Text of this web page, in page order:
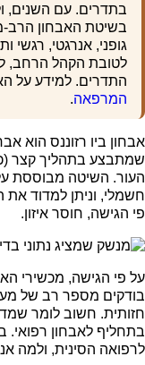
בתדרים. עם השנים,
גופני, אנרגטי, רגשי
לטובת הקהל הרחב,
התדרים. למידע על
המרפאה.
אבחון ביו רזוננס הוא
העור. השיטה מבוססת
חשמלי, וניתן למדוד את
פי הגישה, חוסר איזון.
על פי הגישה, מכשירי
בודקים מספר רב של
חזותית. חשוב לומר
בתחליף לאבחון
לרפואה הסינית, ולמה